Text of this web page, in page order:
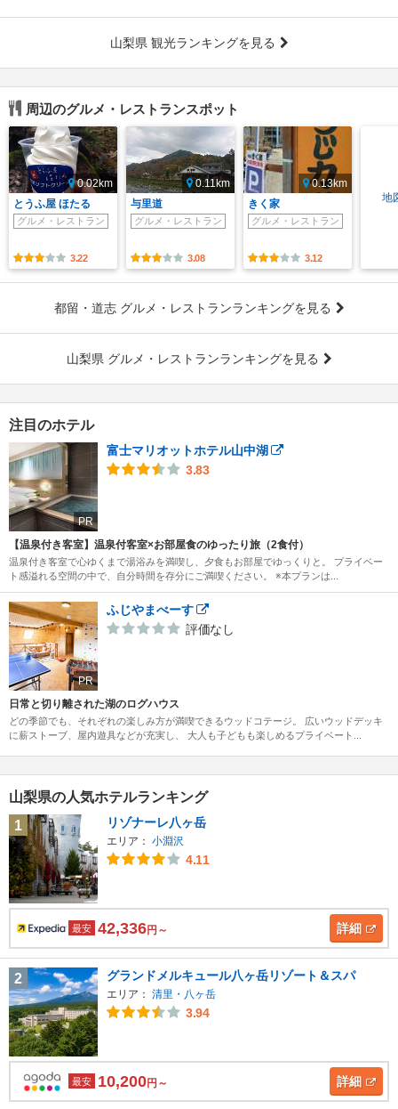
山梨県 観光ランキングを見る
周辺のグルメ・レストランスポット
0.02km
とうふ屋 ほたる
グルメ・レストラン
3.22
0.11km
与里道
グルメ・レストラン
3.08
0.13km
きく家
グルメ・レストラン
3.12
地
都留・道志 グルメ・レストランランキングを見る
山梨県 グルメ・レストランランキングを見る
注目のホテル
PR
富士マリオットホテル山中湖
3.83
【温泉付き客室】温泉付客室×お部屋食のゆったり旅（2食付）
温泉付き客室で心ゆくまで湯浴みを満喫し、夕食もお部屋でゆっくりと。 プライベー
ト感溢れる空間の中で、自分時間を存分にご満喫ください。 ※本プランは...
PR
ふじやまべーす
評価なし
日常と切り離された湖のログハウス
どの季節でも、それぞれの楽しみ方が満喫できるウッドコテージ。 広いウッドデッキ
に薪ストーブ、屋内遊具などが充実し、 大人も子どもも楽しめるプライベート...
山梨県の人気ホテルランキング
1
リゾナーレ八ヶ岳
エリア： 小淵沢
4.11
最安 42,336円～ 詳細
2 グランドメルキュール八ヶ岳リゾート＆スパ
エリア： 清里・八ヶ岳
3.94
最安 10,200円～ 詳細